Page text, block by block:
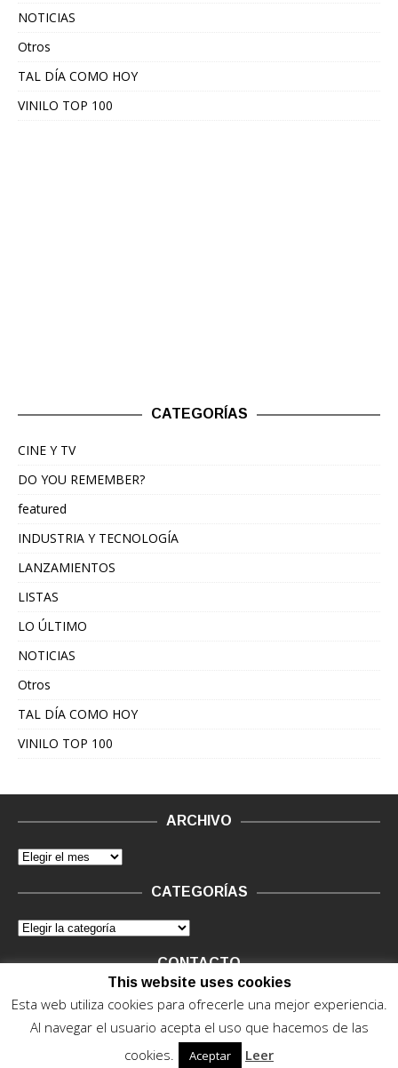
NOTICIAS
Otros
TAL DÍA COMO HOY
VINILO TOP 100
CATEGORÍAS
CINE Y TV
DO YOU REMEMBER?
featured
INDUSTRIA Y TECNOLOGÍA
LANZAMIENTOS
LISTAS
LO ÚLTIMO
NOTICIAS
Otros
TAL DÍA COMO HOY
VINILO TOP 100
ARCHIVO
CATEGORÍAS
CONTACTO
Vinilo Negro.Consultas de anunciantes y Legal, en vinilo at
© 2015 - 2022. Vinilo Negro.Powered by IT ENCORE
This website uses cookies
Esta web utiliza cookies para ofrecerle una mejor experiencia.
Al navegar el usuario acepta el uso que hacemos de las
cookies.
Aceptar Leer